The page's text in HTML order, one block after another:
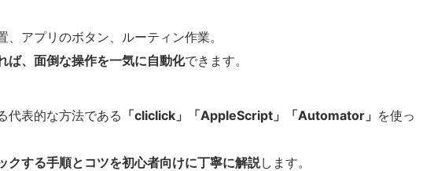
アプリのボタン、ルーティン作業。
ば、面倒な操作を一気に自動化できます。
代表的な方法である 「cliclick」「AppleScript」「Automator」 を使っ
クする手順とコツを初心者向けに丁寧に解説します。